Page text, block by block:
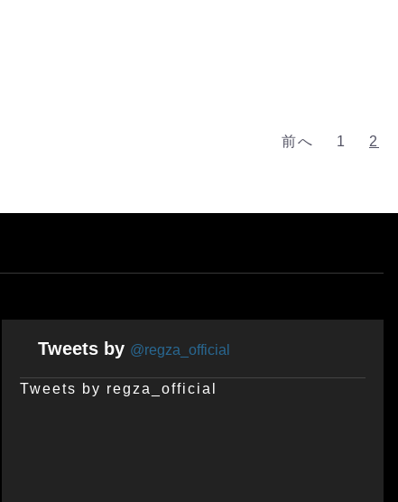
前へ 1 2
Tweets by @regza_official
Tweets by regza_official